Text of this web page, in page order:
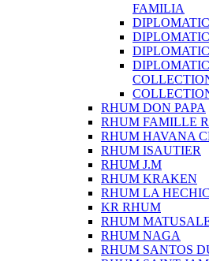
FAMILIA
RHUM DON PAPA
RHUM FAMILLE
RHUM HAVANA
RHUM ISAUTIER
RHUM J.M
RHUM KRAKEN
RHUM LA
KR RHUM
RHUM
RHUM NAGA
RHUM SANTOS